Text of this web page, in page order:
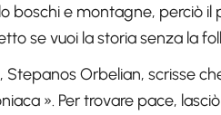
boschi e montagne, perciò il
se vuoi la storia senza la
Orbelian, scrisse
». Per trovare pace,